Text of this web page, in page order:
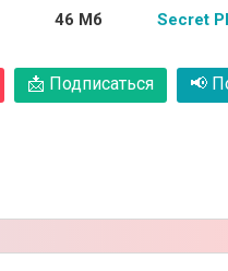
46 Мб Secret
📩 Подписаться 📢